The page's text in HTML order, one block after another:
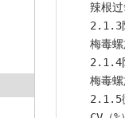
辣
梅
梅